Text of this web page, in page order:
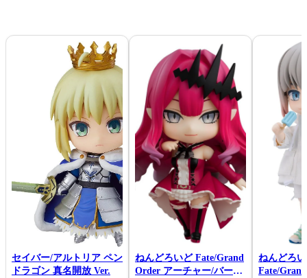
セイバー/アルトリア ペン
ドラゴン 真名開放 Ver.
ねんどろいど Fate/Grand
Order アーチャー/バーヴ
ねんどろ
Fate/